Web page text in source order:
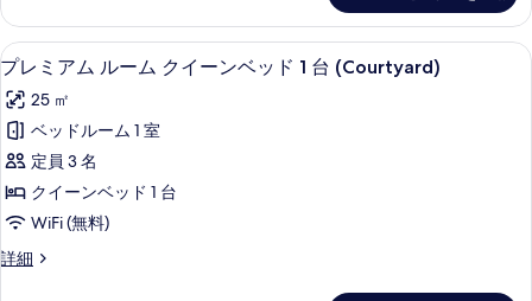
て
の
写
真
を
表
示
す
る
細
イ
ー
ン
ベ
ッ
ド
2
台
(Trailhead)
ス
ル
ー
ク
イ
ー
ン
ベ
ッ
ド
2
プ
レ
ミ
ア
ム
ル
ム
プレミアム ルーム クイーンベッド
7
プレミアム ルーム クイーンベッド 1 台 (Courtyard)
25 ㎡
ベッドルーム 1 室
定員 3 名
クイーンベッド 1 台
WiFi (無料)
詳細
プ